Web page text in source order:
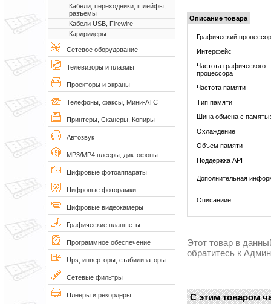
Кабели, переходники, шлейфы,
разъемы
Кабели USB, Firewire
Кардридеры
Сетевое оборудование
Телевизоры и плазмы
Проекторы и экраны
Телефоны, факсы, Мини-АТС
Принтеры, Сканеры, Копиры
Автозвук
MP3/MP4 плееры, диктофоны
Цифровые фотоаппараты
Цифровые фоторамки
Цифровые видеокамеры
Графические планшеты
Программное обеспечение
Ups, инверторы, стабилизаторы
Сетевые фильтры
Плееры и рекордеры
Описание товара
Графический процессор
Интерфейс
Частота графического
процессора
Частота памяти
Тип памяти
Шина обмена с
Охлаждение
Объем памяти
Поддержка API
Дополнительная
Описаниие
Этот товар в
обратитесь к
С этим товаром